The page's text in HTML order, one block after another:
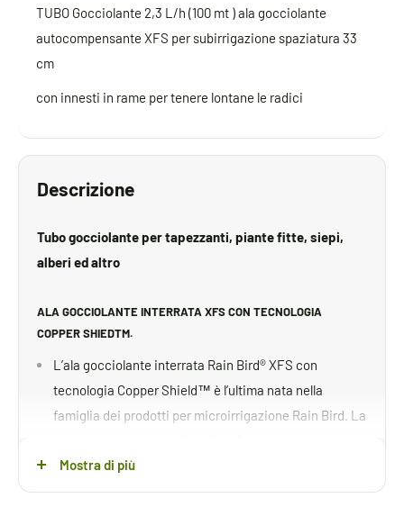
TUBO Gocciolante 2,3 L/h (100 mt ) ala gocciolante
autocompensante XFS per subirrigazione spaziatura 33
cm
con innesti in rame per tenere lontane le radici
Descrizione
Tubo gocciolante per tapezzanti, piante fitte, siepi,
alberi ed altro
ALA GOCCIOLANTE INTERRATA XFS CON TECNOLOGIA
COPPER SHIEDTM.
L’ala gocciolante interrata Rain Bird® XFS con
tecnologia Copper Shield™ è l’ultima nata nella
famiglia dei prodotti per microirrigazione Rain Bird. La
Shield protegge il gocciolatore dall’intrusione delle
radici, consentendo di creare un sistema di irrigazione
Mostra di più